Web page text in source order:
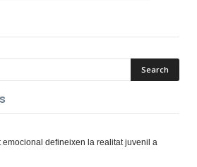
emocional defineixen la realitat juvenil a